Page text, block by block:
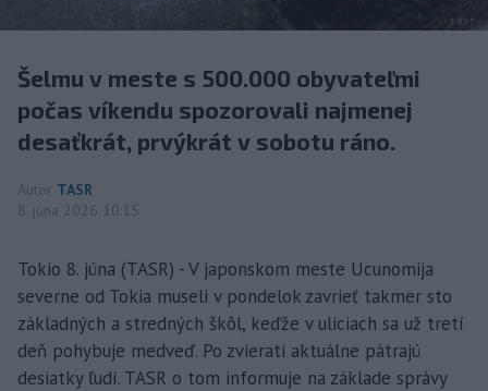
Šelmu v meste s 500.000 obyvateľmi
počas víkendu spozorovali najmenej
desaťkrát, prvýkrát v sobotu ráno.
Autor TASR
8. júna 2026 10:15
Tokio 8. júna (TASR) - V japonskom meste Ucunomija
severne od Tokia museli v pondelok zavrieť takmer sto
základných a stredných škôl, keďže v uliciach sa už tretí
deň pohybuje medveď. Po zvierati aktuálne pátrajú
desiatky ľudí. TASR o tom informuje na základe správy